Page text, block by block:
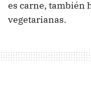
es carne, también
vegetarianas.